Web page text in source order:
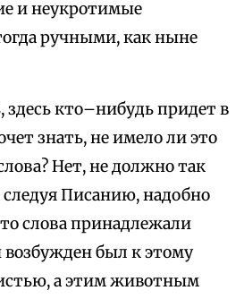
и неукротимые
ручными, как ныне
кто–нибудь придет в
знать, не имело ли это
Нет, не должно так
следуя Писанию, надобно
слова принадлежали
был к этому
а этим животным